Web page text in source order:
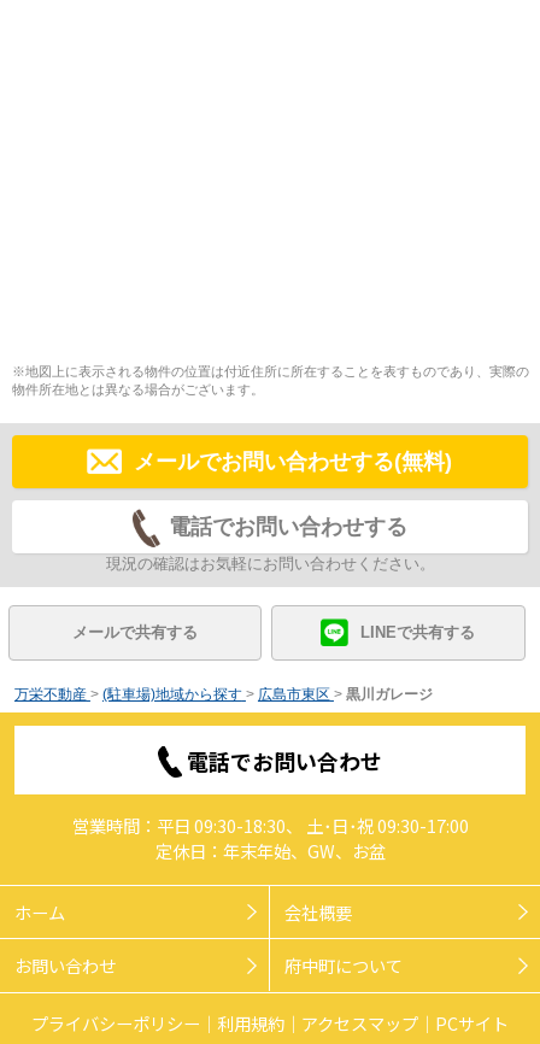
※地図上に表示される物件の位置は付近住所に所在することを表すものであり、実際の
物件所在地とは異なる場合がございます。
メールでお問い合わせする(無料)
電話でお問い合わせする
現況の確認はお気軽にお問い合わせください。
メールで共有する LINEで共有する
万栄不動産 > (駐車場)地域から探す > 広島市東区 > 黒川ガレージ
電話でお問い合わせ
営業時間：平日 09:30-18:30、 土･日･祝 09:30-17:00
定休日：年末年始、GW、お盆
ホーム 会社概要
お問い合わせ 府中町について
プライバシーポリシー 利用規約 アクセスマップ
PCサイト